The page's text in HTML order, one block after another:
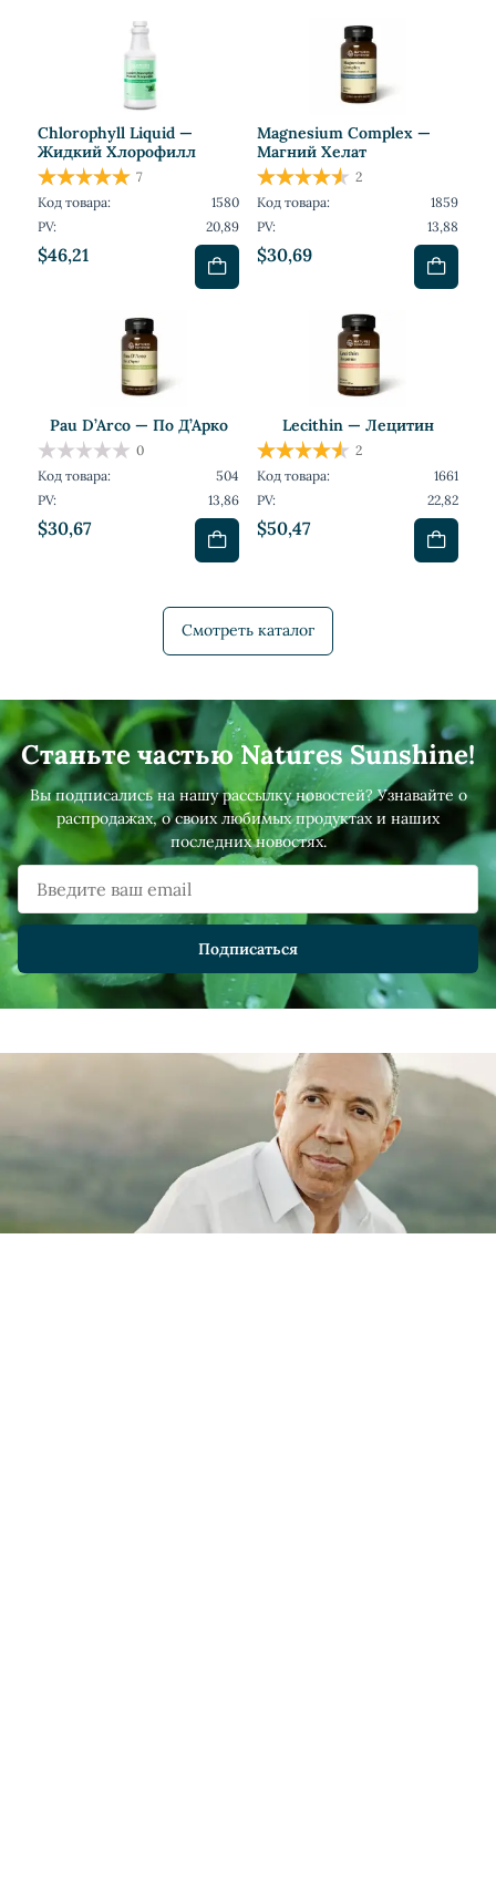
Chlorophyll Liquid —
Жидкий Хлорофилл
$46,21
7
Код товара:
1580
PV:
20,89
Magnesium Complex —
Магний Хелат
$30,69
2
Код товара:
1859
PV:
13,88
Pau D’Arco — По Д’Арко
$30,67
0
Код товара:
504
PV:
13,86
Lecithin — Лецитин
$50,47
2
Код товара:
1661
PV:
22,82
Смотреть каталог
Станьте частью Natures Sunshine!
Вы подписались на нашу рассылку новостей? Узнавайте о
распродажах, о своих любимых продуктах и наших
последних новостях.